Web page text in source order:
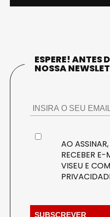
ESPERE! ANTES
NOSSA
AO
RECEBER
VISEU E